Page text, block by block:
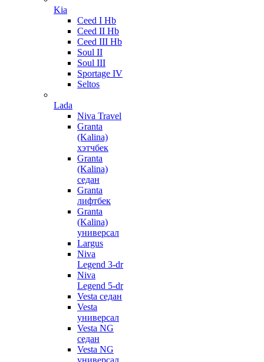
Kia
Ceed I Hb
Ceed II Hb
Ceed III Hb
Soul II
Soul III
Sportage IV
Seltos
Lada
Niva Travel
Granta
(Kalina)
хэтчбек
Granta
(Kalina)
седан
Granta
лифтбек
Granta
(Kalina)
универсал
Largus
Niva
Legend 3-dr
Niva
Legend 5-dr
Vesta седан
Vesta
универсал
Vesta NG
седан
Vesta NG
универсал